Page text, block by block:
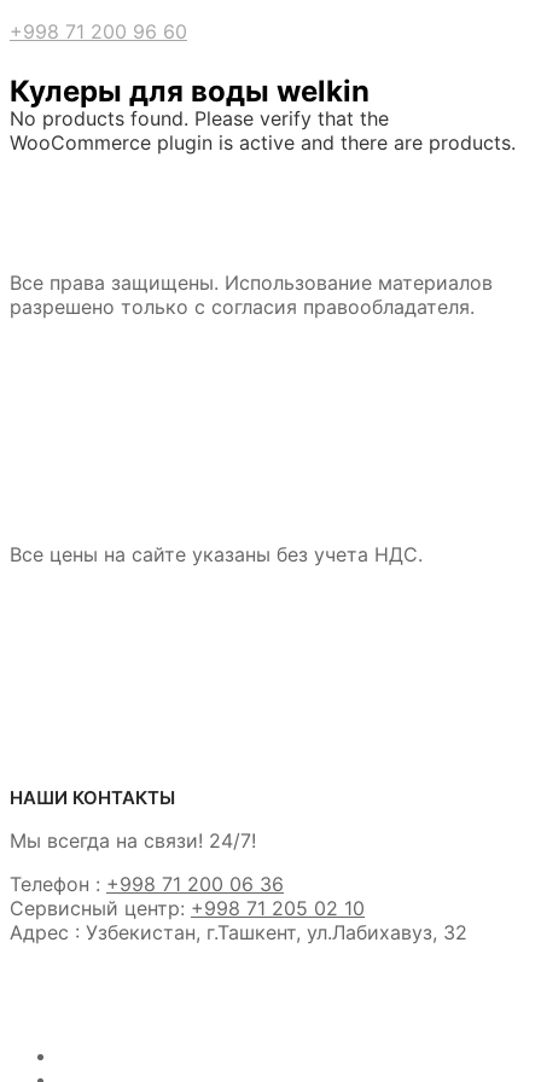
+998 71 200 96 60
Кулеры для воды welkin
No products found. Please verify that the
WooCommerce plugin is active and there are products.
Все права защищены. Использование материалов
разрешено только с согласия правообладателя.
Все цены на сайте указаны без учета НДС.
НАШИ КОНТАКТЫ
Мы всегда на связи! 24/7!
Телефон : +998 71 200 06 36
Сервисный центр: +998 71 205 02 10
Адрес : Узбекистан, г.Ташкент, ул.Лабихавуз, 32